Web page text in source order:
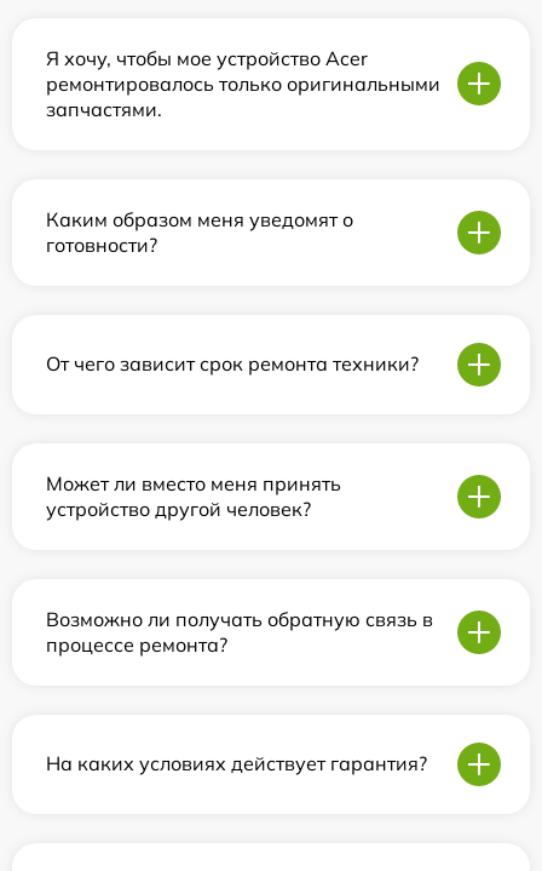
Я хочу, чтобы мое устройство Acer
ремонтировалось только оригинальными
запчастями.
Каким образом меня уведомят о
готовности?
От чего зависит срок ремонта техники?
Может ли вместо меня принять
устройство другой человек?
Возможно ли получать обратную связь в
процессе ремонта?
На каких условиях действует гарантия?